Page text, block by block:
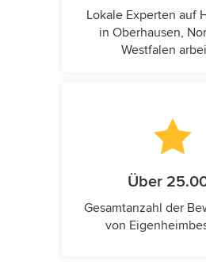
Lokale Experten auf
in Oberhausen,
Westfalen
Über
Gesamtanzahl der
von